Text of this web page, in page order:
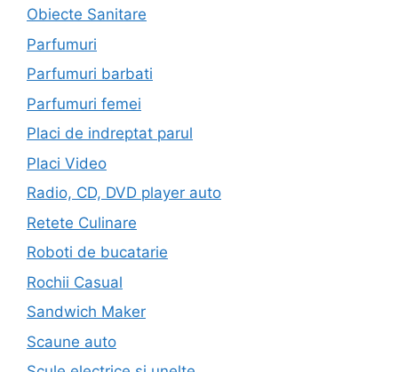
Obiecte Sanitare
Parfumuri
Parfumuri barbati
Parfumuri femei
Placi de indreptat parul
Placi Video
Radio, CD, DVD player auto
Retete Culinare
Roboti de bucatarie
Rochii Casual
Sandwich Maker
Scaune auto